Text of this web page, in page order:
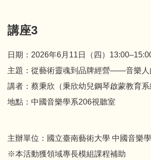
講座3
日期：2026年6月11日（四）
主題：從藝術靈魂到品牌經營——音樂人
講者：蔡秉欣（秉欣幼兒鋼琴啟蒙教育系
地點：中國音樂學系206視聽室
主辦單位：國立臺南藝術大學 中國音樂
※本活動獲領域專長模組課程補助